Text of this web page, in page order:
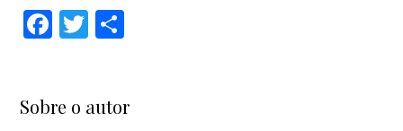
Facebook
Twitter
Sobre o autor